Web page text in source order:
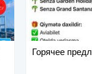
Горячее